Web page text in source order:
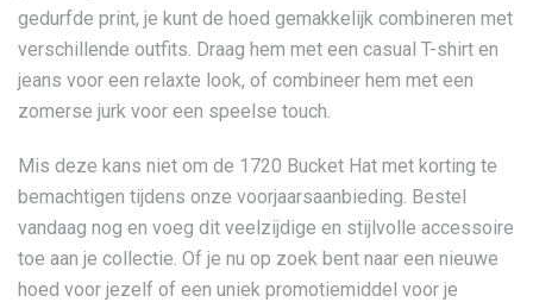
gedurfde print, je kunt de hoed gemakkelijk combineren met
verschillende outfits. Draag hem met een casual T-shirt en
jeans voor een relaxte look, of combineer hem met een
zomerse jurk voor een speelse touch.
Mis deze kans niet om de 1720 Bucket Hat met korting te
bemachtigen tijdens onze voorjaarsaanbieding. Bestel
vandaag nog en voeg dit veelzijdige en stijlvolle accessoire
toe aan je collectie. Of je nu op zoek bent naar een nieuwe
hoed voor jezelf of een uniek promotiemiddel voor je